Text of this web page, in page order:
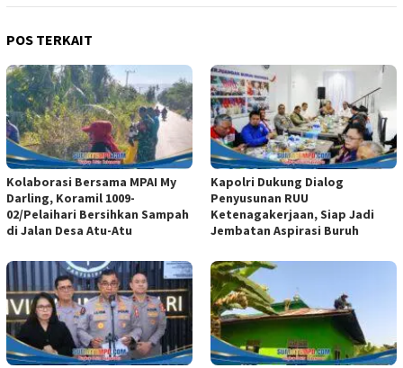
POS TERKAIT
Kolaborasi Bersama MPAI My
Darling, Koramil 1009-
02/Pelaihari Bersihkan Sampah
di Jalan Desa Atu-Atu
Kapolri Dukung Dialog
Penyusunan RUU
Ketenagakerjaan, Siap Jadi
Jembatan Aspirasi Buruh